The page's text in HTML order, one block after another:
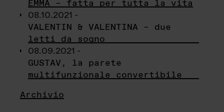
EMMA – fatta per tutta la vita
08.10.2021 -
VALENTIN & VALENTINA – due
letti da sogno
08.09.2021 -
GUSTAV, la parete
multifunzionale convertibile
Archivio